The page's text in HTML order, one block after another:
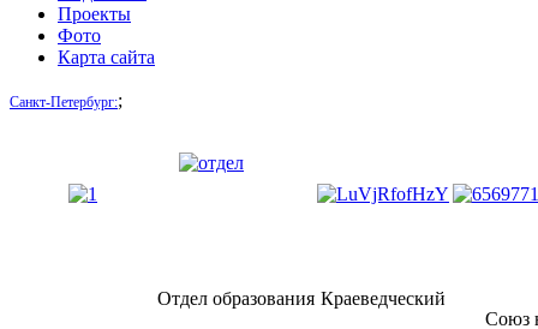
Проекты
Фото
Карта сайта
Санкт-Петербург:;
Отдел образования Краеведческий
Союз